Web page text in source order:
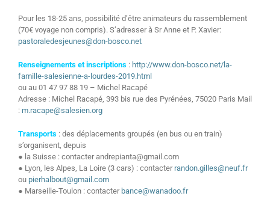
Pour les 18-25 ans, possibilité d’être animateurs du rassemblement
(70€ voyage non compris). S’adresser à Sr Anne et P. Xavier:
pastoraledesjeunes@don-bosco.net
Renseignements et inscriptions : http://www.don-bosco.net/la-
famille-salesienne-a-lourdes-2019.html
ou au 01 47 97 88 19 – Michel Racapé
Adresse : Michel Racapé, 393 bis rue des Pyrénées, 75020 Paris Mail
: m.racape@salesien.org
Transports : des déplacements groupés (en bus ou en train)
s’organisent, depuis
● la Suisse : contacter andrepianta@gmail.com
● Lyon, les Alpes, La Loire (3 cars) : contacter randon.gilles@neuf.fr
ou pierhalbout@gmail.com
● Marseille-Toulon : contacter bance@wanadoo.fr